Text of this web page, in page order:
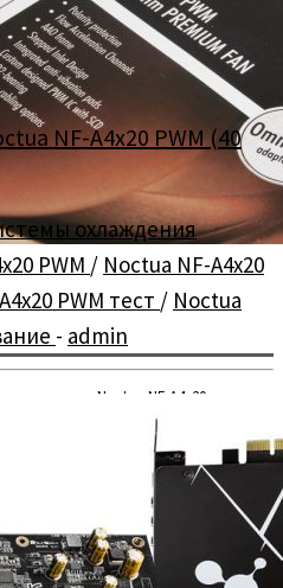
Noctua NF-A4x20
NF-A4x20 PWM (40
охлаждения
PWM / Noctua NF-A4x20
PWM тест / Noctua
- admin